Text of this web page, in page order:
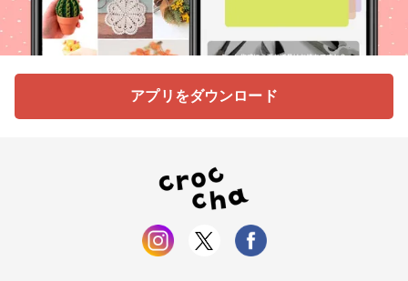
アプリをダウンロード